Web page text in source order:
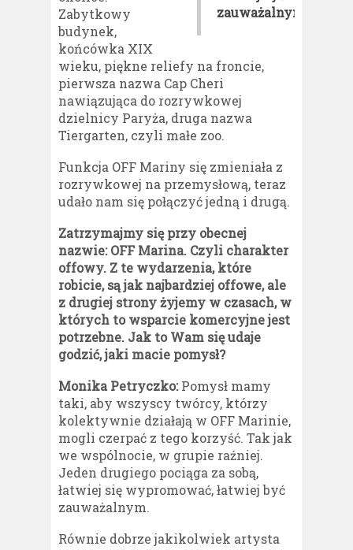
zauważalnym.
Zabytkowy
budynek,
końcówka XIX
wieku, piękne reliefy na froncie,
pierwsza nazwa Cap Cheri
nawiązująca do rozrywkowej
dzielnicy Paryża, druga nazwa
Tiergarten, czyli małe zoo.
Funkcja OFF Mariny się zmieniała z
rozrywkowej na przemysłową, teraz
udało nam się połączyć jedną i drugą.
Zatrzymajmy się przy obecnej
nazwie: OFF Marina. Czyli charakter
offowy. Z te wydarzenia, które
robicie, są jak najbardziej offowe, ale
z drugiej strony żyjemy w czasach, w
których to wsparcie komercyjne jest
potrzebne. Jak to Wam się udaje
godzić, jaki macie pomysł?
Monika Petryczko:Pomysł mamy
taki, aby wszyscy twórcy, którzy
kolektywnie działają w OFF Marinie,
mogli czerpać z tego korzyść. Tak jak
we wspólnocie, w grupie raźniej.
Jeden drugiego pociąga za sobą,
łatwiej się wypromować, łatwiej być
zauważalnym.
Równie dobrze jakikolwiek artysta